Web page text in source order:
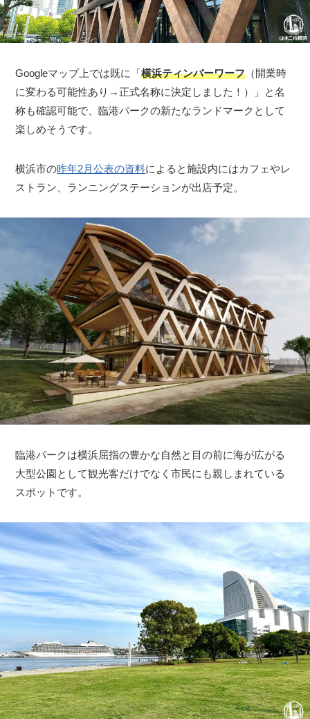
Googleマップ上では既に「横浜ティンバーワーフ （開業時
に変わる可能性あり→正式名称に決定しました！）」と名
称も確認可能で、臨港パークの新たなランドマークとして
楽しめそうです。
横浜市の昨年2月公表の資料によると施設内にはカフェやレ
ストラン、ランニングステーションが出店予定。
臨港パークは横浜屈指の豊かな自然と目の前に海が広がる
大型公園として観光客だけでなく市民にも親しまれている
スポットです。